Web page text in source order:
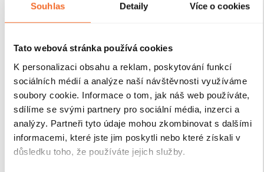
Souhlas Detaily Více o cookies
Tato webová stránka používá cookies
K personalizaci obsahu a reklam, poskytování funkcí
sociálních médií a analýze naší návštěvnosti využíváme
soubory cookie. Informace o tom, jak náš web používáte,
sdílíme se svými partnery pro sociální média, inzerci a
analýzy. Partneři tyto údaje mohou zkombinovat s dalšími
informacemi, které jste jim poskytli nebo které získali v
důsledku toho, že používáte jejich služby.
Robustní profily pro
Sprchové kouty a zástěny CERANO jsou vybaveny
odolnými hliníkovými profily o výšce 200 cm a
tloušťce 1,5 cm, které zajišťujípevné uchycení skla a
stabilitu celé konstrukce. Díkykompenzaci
drobných nerovností stěn je instalace rychlá, přesná a
bez nutnosti dalších stavebních zásahů. Antikorozní
úpravanavíc garantuje dlouhou životnost i při
každodenním používání v náročném koupelnovém